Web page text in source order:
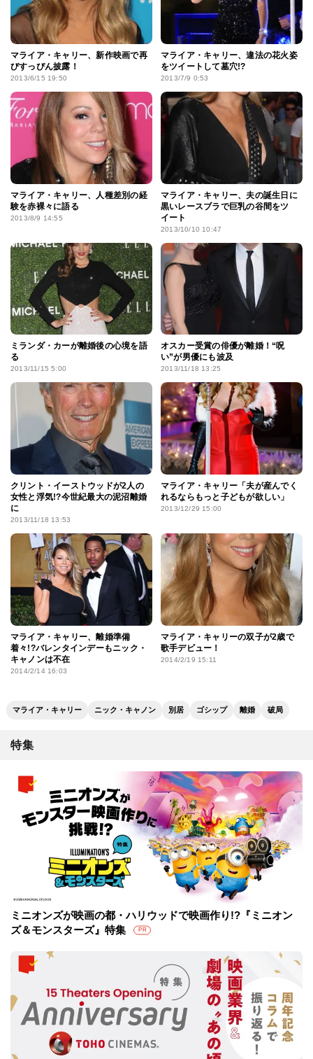
マライア・キャリー、新作映画で再
びすっぴん披露！
2013/6/15 19:50
マライア・キャリー、違法の花火姿
をツイートして墓穴!?
2013/7/9 0:53
マライア・キャリー、人種差別の経
験を赤裸々に語る
2013/8/9 14:55
マライア・キャリー、夫の誕生日に
黒いレースブラで巨乳の谷間をツ
イート
2013/10/10 10:47
ミランダ・カーが離婚後の心境を語
る
2013/11/15 5:00
オスカー受賞の俳優が離婚！“呪
い”が男優にも波及
2013/11/18 13:25
クリント・イーストウッドが2人の
女性と浮気!?今世紀最大の泥沼離婚
に
2013/11/18 13:53
マライア・キャリー「夫が産んでく
れるならもっと子どもが欲しい」
2013/12/29 15:00
マライア・キャリー、離婚準備
着々!?バレンタインデーもニック・
キャノンは不在
2014/2/14 16:03
マライア・キャリーの双子が2歳で
歌手デビュー！
2014/2/19 15:11
マライア・キャリー ニック・キャノン 別居 ゴシップ 離婚 破局
特集
ミニオンズが映画の都・ハリウッドで映画作り!?『ミニオン
ズ＆モンスターズ』特集
PR